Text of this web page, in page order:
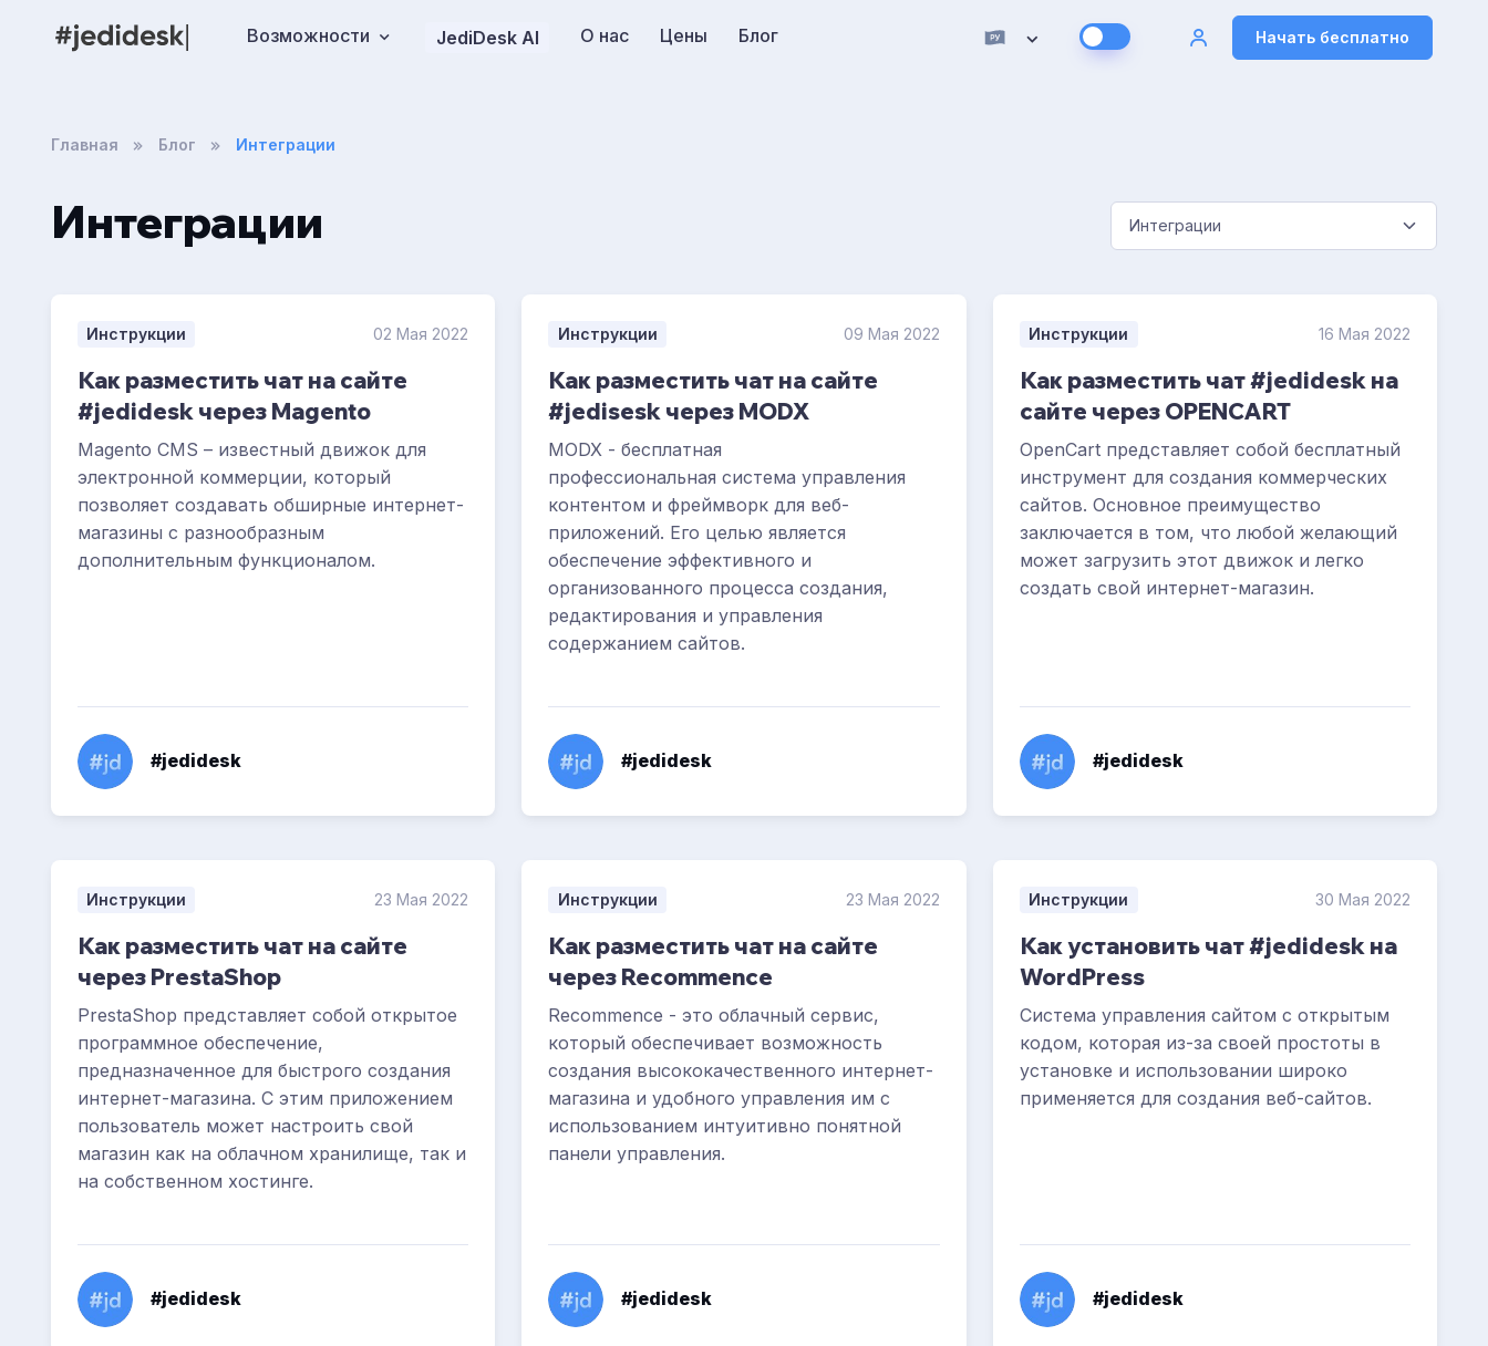
Возможности JediDesk AI О нас Цены Блог Начать бесплатно
Главная Блог Интеграции
Интеграции
Инструкции 02 Мая 2022
Как разместить чат на сайте
#jedidesk через Magento
Magento CMS – известный движок для
электронной коммерции, который
позволяет создавать обширные интернет-
магазины с разнообразным
дополнительным функционалом.
#jedidesk
Инструкции 09 Мая 2022
Как разместить чат на сайте
#jedisesk через MODX
MODX - бесплатная
профессиональная система управления
контентом и фреймворк для веб-
приложений. Его целью является
обеспечение эффективного и
организованного процесса создания,
редактирования и управления
содержанием сайтов.
#jedidesk
Инструкции 16 Мая 2022
Как разместить чат #jedidesk на
сайте через OPENCART
OpenCart представляет собой бесплатный
инструмент для создания коммерческих
сайтов. Основное преимущество
заключается в том, что любой желающий
может загрузить этот движок и легко
создать свой интернет-магазин.
#jedidesk
Инструкции 23 Мая 2022
Как разместить чат на сайте
через PrestaShop
PrestaShop представляет собой открытое
программное обеспечение,
предназначенное для быстрого создания
интернет-магазина. С этим приложением
пользователь может настроить свой
магазин как на облачном хранилище, так и
на собственном хостинге.
#jedidesk
Инструкции 23 Мая 2022
Как разместить чат на сайте
через Recommence
Recommence - это облачный сервис,
который обеспечивает возможность
создания высококачественного интернет-
магазина и удобного управления им с
использованием интуитивно понятной
панели управления.
#jedidesk
Инструкции 30 Мая 2022
Как установить чат #jedidesk на
WordPress
Система управления сайтом с открытым
кодом, которая из-за своей простоты в
установке и использовании широко
применяется для создания веб-сайтов.
#jedidesk